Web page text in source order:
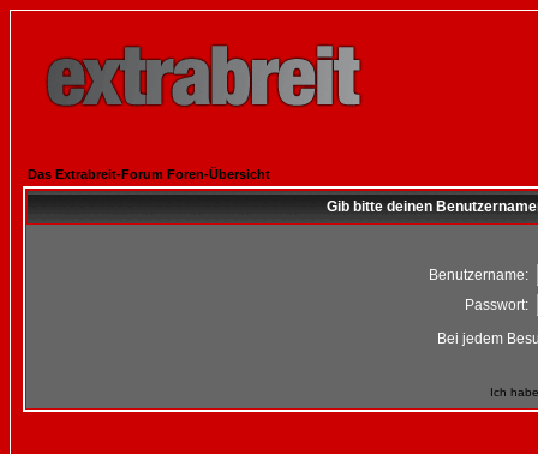
Das Extrabreit-Forum Foren-Übersicht
Gib bitte deinen
Benutzername:
Passwort:
Bei jedem
Ich